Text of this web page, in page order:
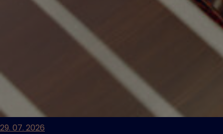
29. 07. 2026